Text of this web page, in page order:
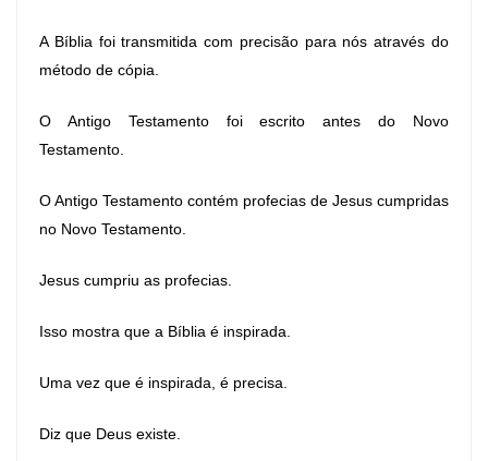
A Bíblia foi transmitida com precisão para nós através do
método de cópia.
O Antigo Testamento foi escrito antes do Novo
Testamento.
O Antigo Testamento contém profecias de Jesus cumpridas
no Novo Testamento.
Jesus cumpriu as profecias.
Isso mostra que a Bíblia é inspirada.
Uma vez que é inspirada, é precisa.
Diz que Deus existe.